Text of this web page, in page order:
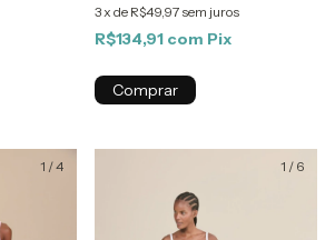
3x de R$49,97 sem juros
R$134,91 com Pix
Comprar
1 /4 1 / 6